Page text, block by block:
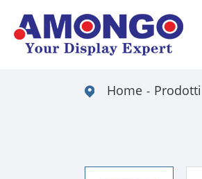
Home Prodotti